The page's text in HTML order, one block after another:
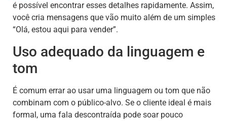
é possível encontrar esses detalhes rapidamente. Assim,
você cria mensagens que vão muito além de um simples
“Olá, estou aqui para vender”.
Uso adequado da linguagem e
tom
É comum errar ao usar uma linguagem ou tom que não
combinam com o público-alvo. Se o cliente ideal é mais
formal, uma fala descontraída pode soar pouco